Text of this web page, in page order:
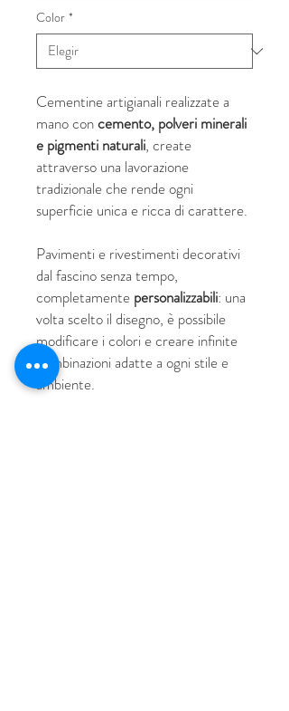
Color *
Cementine artigianali realizzate a
mano concemento, polveri minerali
e pigmenti naturali, create
attraverso una lavorazione
tradizionale che rende ogni
superficie unica e ricca di carattere.
Pavimenti e rivestimenti decorativi
dal fascino senza tempo,
completamente personalizzabili: una
volta scelto il disegno, è possibile
modificare i colori e creare infinite
combinazioni adatte a ogni stile e
ambiente.